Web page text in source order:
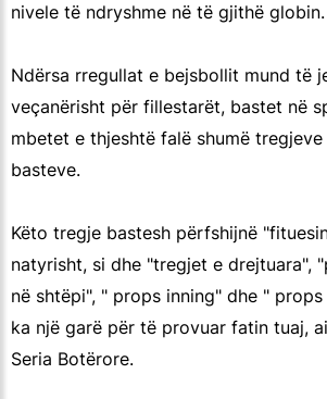
nivele të ndryshme në të gjithë globin.
Ndërsa rregullat e bejsbollit mund të
veçanërisht për fillestarët, bastet në
mbetet e thjeshtë falë shumë
basteve.
Këto tregje bastesh përfshijnë
natyrisht, si dhe "tregjet e drejtuara",
në shtëpi", " props inning" dhe "
ka një garë për të provuar fatin tuaj,
Seria Botërore.